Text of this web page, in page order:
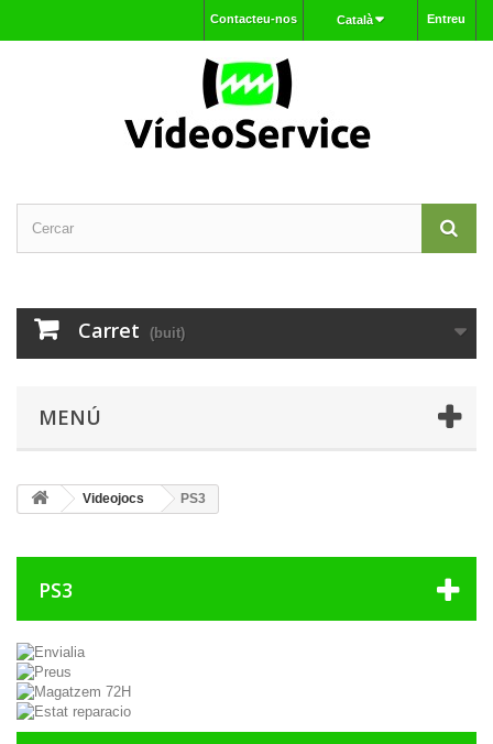
Entreu
Català
Contacteu-nos
Carret (buit)
MENÚ
Videojocs PS3
PS3